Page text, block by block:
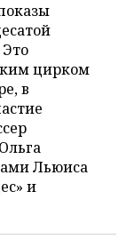
цирком
в
Льюиса
и